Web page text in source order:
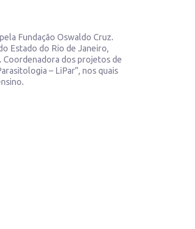
Fundação Oswaldo Cruz.
Estado do Rio de Janeiro,
Coordenadora dos projetos de
– LiPar”, nos quais